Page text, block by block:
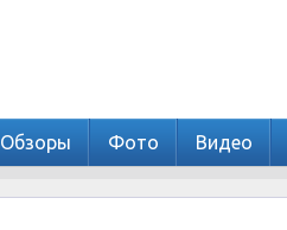
Обзоры Фото Видео